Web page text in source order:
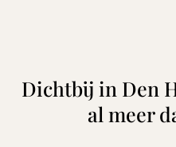
Dichtbij in Den
al meer